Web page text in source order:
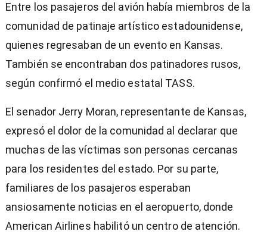
Entre los pasajeros del avión había miembros de la
comunidad de patinaje artístico estadounidense,
quienes regresaban de un evento en Kansas.
También se encontraban dos patinadores rusos,
según confirmó el medio estatal TASS.
El senador Jerry Moran, representante de Kansas,
expresó el dolor de la comunidad al declarar que
muchas de las víctimas son personas cercanas
para los residentes del estado. Por su parte,
familiares de los pasajeros esperaban
ansiosamente noticias en el aeropuerto, donde
American Airlines habilitó un centro de atención.